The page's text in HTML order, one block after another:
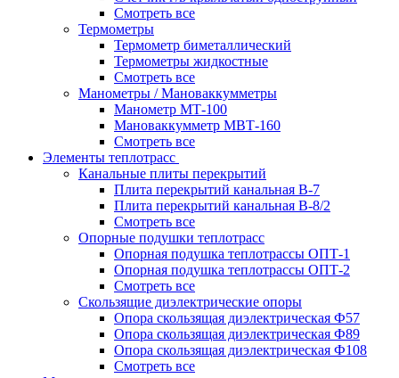
Смотреть все
Термометры
Термометр биметаллический
Термометры жидкостные
Смотреть все
Манометры / Мановаккумметры
Манометр МТ-100
Мановаккумметр МВТ-160
Смотреть все
Элементы теплотрасс
Канальные плиты перекрытий
Плита перекрытий канальная В-7
Плита перекрытий канальная В-8/2
Смотреть все
Опорные подушки теплотрасс
Опорная подушка теплотрассы ОПТ-1
Опорная подушка теплотрассы ОПТ-2
Смотреть все
Скользящие диэлектрические опоры
Опора скользящая диэлектрическая Ф57
Опора скользящая диэлектрическая Ф89
Опора скользящая диэлектрическая Ф108
Смотреть все